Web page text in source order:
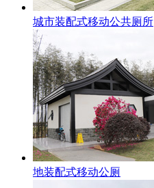
城市装配式移动公共厕所
地装配式移动公厕